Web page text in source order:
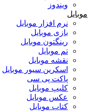
ویندوز
موبایل
نرم افزار موبایل
بازی موبایل
رینگتون موبایل
تم موبایل
نقشه موبایل
اسکرین سیور موبایل
پاکت پی سی
کلیپ موبایل
عکس موبایل
کتاب موبایل